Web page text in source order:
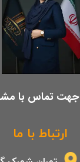
ارتباط با ما
​جهت تماس با